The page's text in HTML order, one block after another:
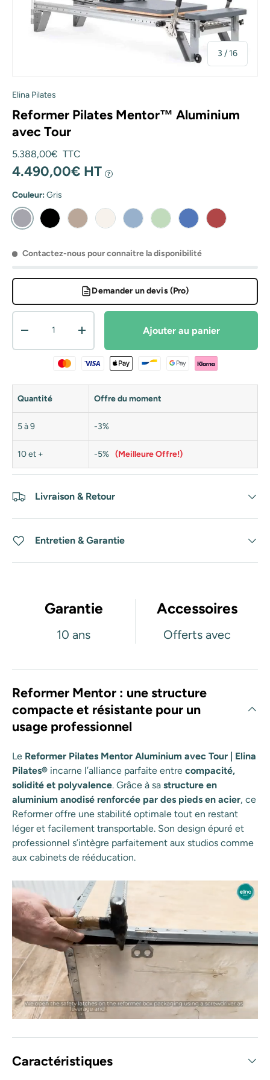
3 / de
16
Elina Pilates
Reformer Pilates Mentor™ Aluminium
avec Tour
Prix habituel
5.388,00€ TTC
4.490,00€ HT ?
Couleur:Gris
Gris Noir Moka Ivoire Océan Vert Bleu Rouge
Contactez-nous pour connaitre la disponibilité
Demander un devis (Pro)
Diminuer la quantitéAugmenter la quantitéAjouter au panier
Quantité Offre du moment
5 à 9 -3%
10 et + -5% (Meilleure Offre!)
Livraison & Retour
Entretien & Garantie
Garantie
10 ans
Accessoires
Offerts avec
Reformer Mentor : une structure
compacte et résistante pour un
usage professionnel
Le Reformer Pilates Mentor Aluminium avec Tour | Elina
Pilates® incarne l’alliance parfaite entre compacité,
solidité et polyvalence. Grâce à sa structure en
aluminium anodisé renforcée par des pieds en acier, ce
Reformer offre une stabilité optimale tout en restant
léger et facilement transportable. Son design épuré et
professionnel s’intègre parfaitement aux studios comme
aux cabinets de rééducation.
Caractéristiques